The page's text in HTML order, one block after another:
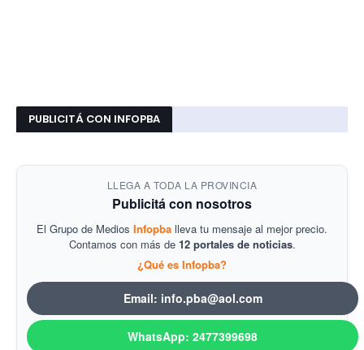
PUBLICITÁ CON INFOPBA
LLEGA A TODA LA PROVINCIA
Publicitá con nosotros
El Grupo de Medios Infopba lleva tu mensaje al mejor precio.
Contamos con más de 12 portales de noticias.
¿Qué es Infopba?
Email: info.pba@aol.com
WhatsApp: 2477399698